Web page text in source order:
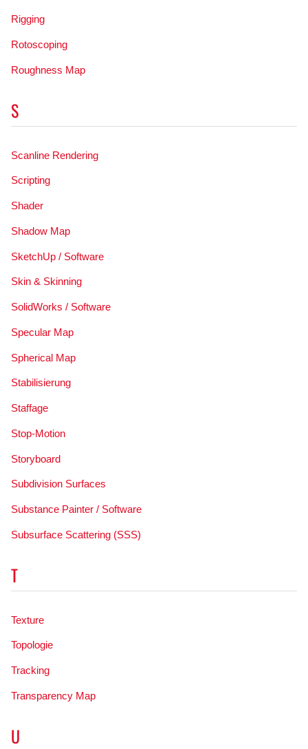
Rigging
Rotoscoping
Roughness Map
S
Scanline Rendering
Scripting
Shader
Shadow Map
SketchUp / Software
Skin & Skinning
SolidWorks / Software
Specular Map
Spherical Map
Stabilisierung
Staffage
Stop-Motion
Storyboard
Subdivision Surfaces
Substance Painter / Software
Subsurface Scattering (SSS)
T
Texture
Topologie
Tracking
Transparency Map
U